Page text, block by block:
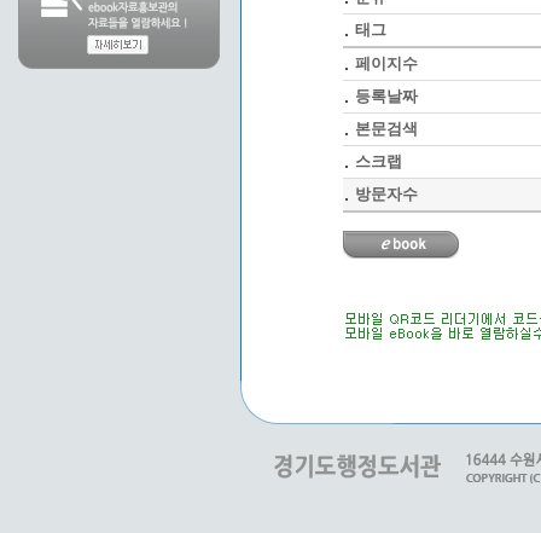
태그
페이지수
등록날짜
본문검색
스크랩
방문자수